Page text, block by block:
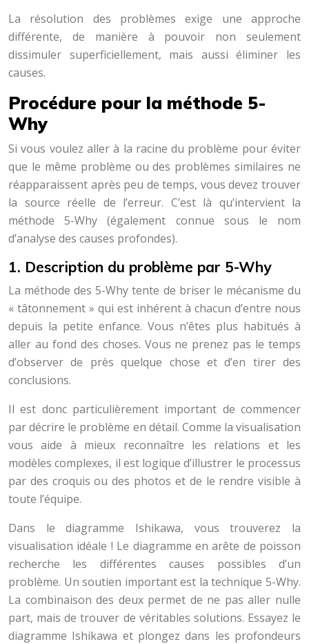
La résolution des problèmes exige une approche
différente, de manière à pouvoir non seulement
dissimuler superficiellement, mais aussi éliminer les
causes.
Procédure pour la méthode 5-
Why
Si vous voulez aller à la racine du problème pour éviter
que le même problème ou des problèmes similaires ne
réapparaissent après peu de temps, vous devez trouver
la source réelle de l’erreur. C’est là qu’intervient la
méthode 5-Why (également connue sous le nom
d’analyse des causes profondes).
1. Description du problème par 5-Why
La méthode des 5-Why tente de briser le mécanisme du
« tâtonnement » qui est inhérent à chacun d’entre nous
depuis la petite enfance. Vous n’êtes plus habitués à
aller au fond des choses. Vous ne prenez pas le temps
d’observer de près quelque chose et d’en tirer des
conclusions.
Il est donc particulièrement important de commencer
par décrire le problème en détail. Comme la visualisation
vous aide à mieux reconnaître les relations et les
modèles complexes, il est logique d’illustrer le processus
par des croquis ou des photos et de le rendre visible à
toute l’équipe.
Dans le diagramme Ishikawa, vous trouverez la
visualisation idéale ! Le diagramme en arête de poisson
recherche les différentes causes possibles d’un
problème. Un soutien important est la technique 5-Why.
La combinaison des deux permet de ne pas aller nulle
part, mais de trouver de véritables solutions. Essayez le
diagramme Ishikawa et plongez dans les profondeurs